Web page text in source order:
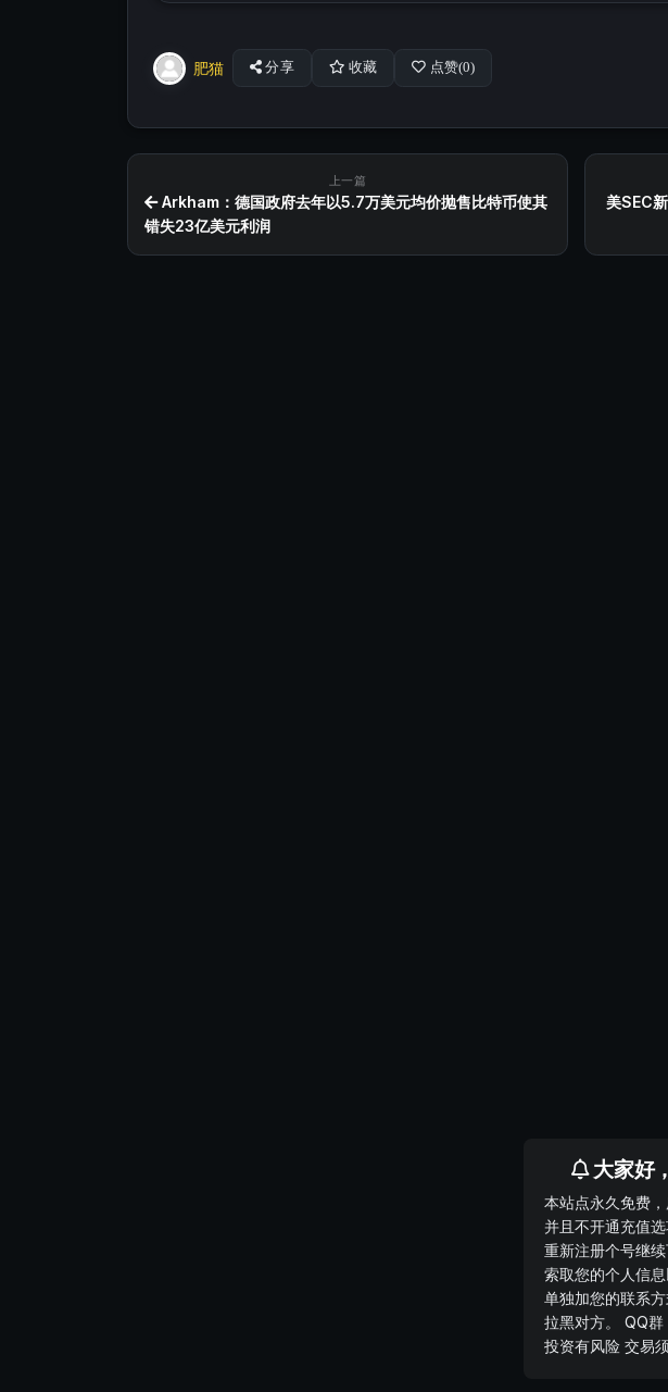
肥猫 分享 收藏 点赞(0)
上一篇
Arkham：德国政府去年以5.7万美元均价抛售比特币使其
错失23亿美元利润
美SEC
大家好
本站点永久免费
并且不开通充值
重新注册个号继
索取您的个人信
单独加您的联系
拉黑对方。 QQ
投资有风险 交易